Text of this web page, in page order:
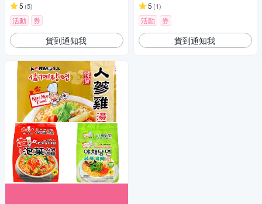
5 (5)
活動 券
貨到通知我
5 (1)
活動 券
貨到通知我